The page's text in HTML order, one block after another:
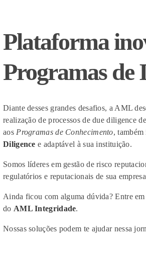
Plataforma
Programas de
Diante desses grandes desafios, a AML
realização de processos de due diligence
aos Programas de Conhecimento, também
Diligence e adaptável à sua instituição.
Somos líderes em gestão de risco
regulatórios e reputacionais de sua
Ainda ficou com alguma dúvida? Entre em
do AML Integridade.
Nossas soluções podem te ajudar nessa